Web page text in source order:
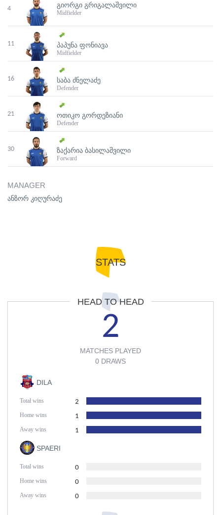
4 ᲒᲘᲝᲠᲒᲘ ᲒᲠᲘᲒᲐᲚᲐᲨᲕᲘᲚᲘ
Midfielder
11 ᲞᲐᲞᲣᲜᲐ ᲤᲝᲜᲘᲐᲕᲐ
Midfielder
16 ᲡᲐᲑᲐ ᲫᲜᲔᲚᲐᲫᲔ
Defender
21 ᲝᲗᲘᲙᲝ ᲒᲝᲠᲓᲔᲖᲘᲐᲜᲘ
Defender
30 ᲖᲐᲥᲐᲠᲘᲐ ᲑᲐᲡᲘᲚᲐᲨᲕᲘᲚᲘ
Forward
MANAGER
ანზორ კიღურაძე
STATS
HEAD TO HEAD
DILA
Total wins 2
Home wins 1
Away wins 1
SPAERI
Total wins 0
Home wins 0
Away wins 0
2
MATCHES PLAYED
0 DRAWS